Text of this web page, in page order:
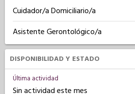
Cuidador/a Domiciliario/a
Asistente Gerontológico/a
DISPONIBILIDAD Y ESTADO
Última actividad
Sin actividad este mes